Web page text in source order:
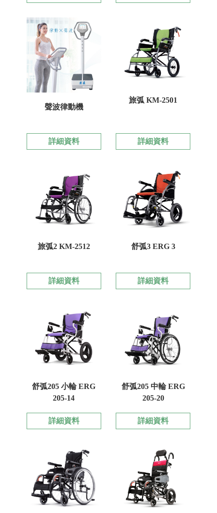
聲波律動機
詳細資料
旅弧 KM-2501
詳細資料
旅弧2 KM-2512
詳細資料
舒弧3 ERG 3
詳細資料
舒弧205 小輪 ERG
205-14
詳細資料
舒弧205 中輪 ERG
205-20
詳細資料